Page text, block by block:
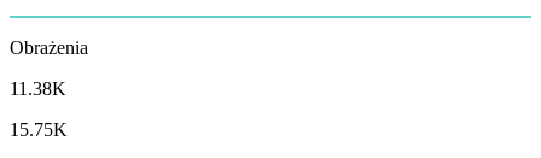
Obrażenia
11.38K
15.75K